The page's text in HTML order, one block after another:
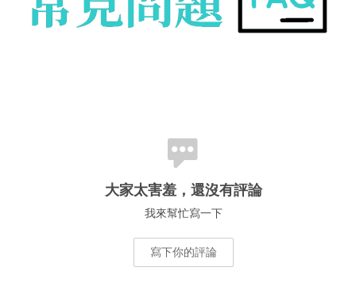
大家太害羞，還沒有評論
我來幫忙寫一下
寫下你的評論